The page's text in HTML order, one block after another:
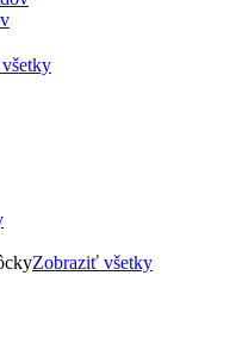
Zobraziť všetky